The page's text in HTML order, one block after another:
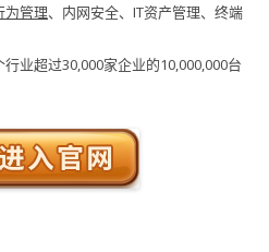
为管理、内网安全、IT资产管理、终端
业超过30,000家企业的10,000,000台